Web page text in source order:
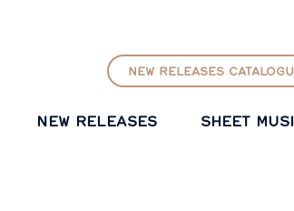
NEW RELEASES
NEW RELEASES SHEET